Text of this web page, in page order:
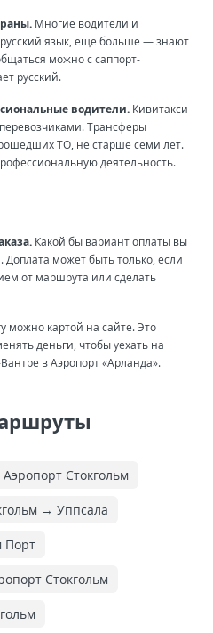
Многие водители и
язык, еще больше — знают
можно с саппорт-
русский.
водители. Кивитакси
Трансферы
ТО, не старше семи лет.
деятельность.
Какой бы вариант оплаты вы
может быть только, если
от маршрута или сделать
можно картой на сайте. Это
деньги, чтобы уехать на
в Аэропорт «Арланда».
Стокгольм
→ Уппсала
Порт
Стокгольм